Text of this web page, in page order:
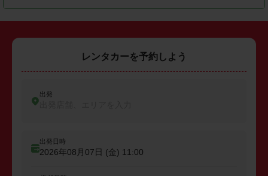
レンタカーを予約しよう
出発
出発日時
2026年08月07日 (金) 11:00